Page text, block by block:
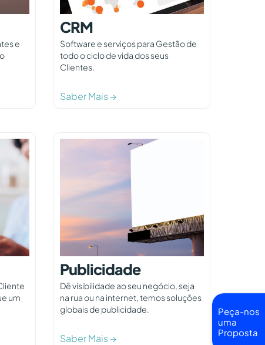
e
CRM
Software e serviços para Gestão de
todo o ciclo de vida dos seus
Clientes.
Saber Mais →
um
Publicidade
Dê visibilidade ao seu negócio, seja
na rua ou na internet, temos soluções
globais de publicidade.
Saber Mais →
Peça-nos
uma
Proposta